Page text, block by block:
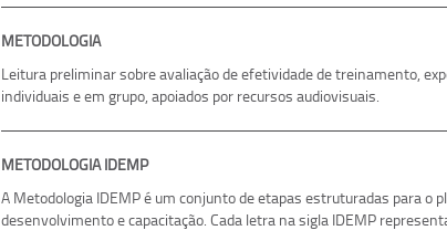
METODOLOGIA
Leitura preliminar sobre avaliação de efetividade de treinamento,
individuais e em grupo, apoiados por recursos audiovisuais.
METODOLOGIA IDEMP
A Metodologia IDEMP é um conjunto de etapas estruturadas para o
desenvolvimento e capacitação. Cada letra na sigla IDEMP